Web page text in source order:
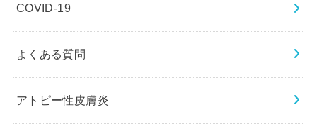
COVID-19
よくある質問
アトピー性皮膚炎